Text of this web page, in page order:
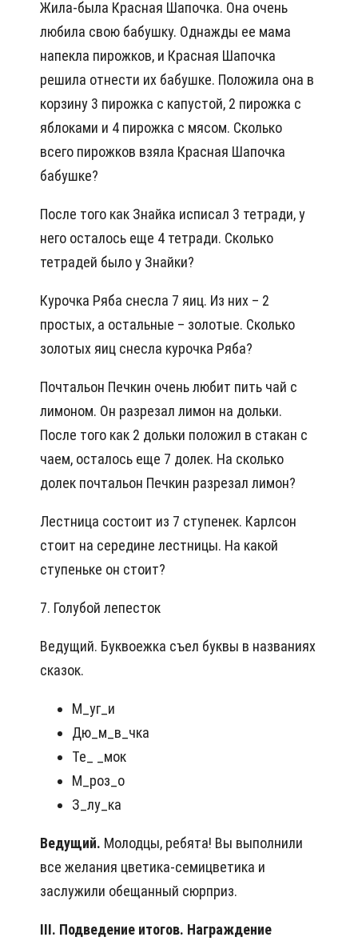
Жила-была Красная Шапочка. Она очень
любила свою бабушку. Однажды ее мама
напекла пирожков, и Красная Шапочка
решила отнести их бабушке. Положила она в
корзину 3 пирожка с капустой, 2 пирожка с
яблоками и 4 пирожка с мясом. Сколько
всего пирожков взяла Красная Шапочка
бабушке?
После того как Знайка исписал 3 тетради, у
него осталось еще 4 тетради. Сколько
тетрадей было у Знайки?
Курочка Ряба снесла 7 яиц. Из них – 2
простых, а остальные – золотые. Сколько
золотых яиц снесла курочка Ряба?
Почтальон Печкин очень любит пить чай с
лимоном. Он разрезал лимон на дольки.
После того как 2 дольки положил в стакан с
чаем, осталось еще 7 долек. На сколько
долек почтальон Печкин разрезал лимон?
Лестница состоит из 7 ступенек. Карлсон
стоит на середине лестницы. На какой
ступеньке он стоит?
7. Голубой лепесток
Ведущий. Буквоежка съел буквы в названиях
сказок.
М_уг_и
Дю_м_в_чка
Те_ _мок
М_роз_о
З_лу_ка
Ведущий. Молодцы, ребята! Вы выполнили
все желания цветика-семицветика и
заслужили обещанный сюрприз.
III. Подведение итогов. Награждение